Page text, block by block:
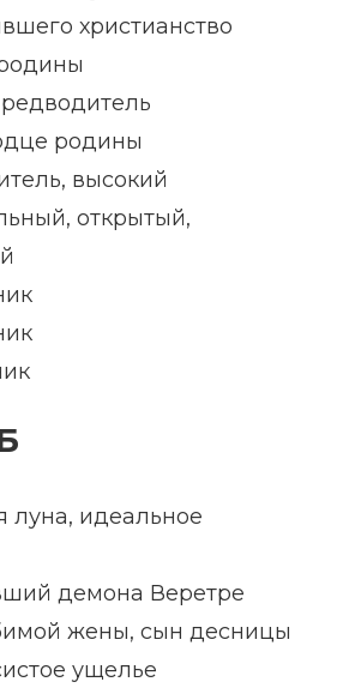
христианство
родины
высокий
открытый,
луна, идеальное
демона Веретре
жены, сын десницы
ущелье